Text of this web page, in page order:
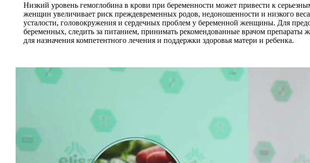
Низкий уровень гемоглобина в крови при беременности может привести к
женщин увеличивает риск преждевременных родов, недоношенности и низкого
усталости, головокружения и сердечных проблем у беременной женщины. Для
беременных, следить за питанием, принимать рекомендованные врачом препараты
для назначения компетентного лечения и поддержки здоровья матери и ребенка.